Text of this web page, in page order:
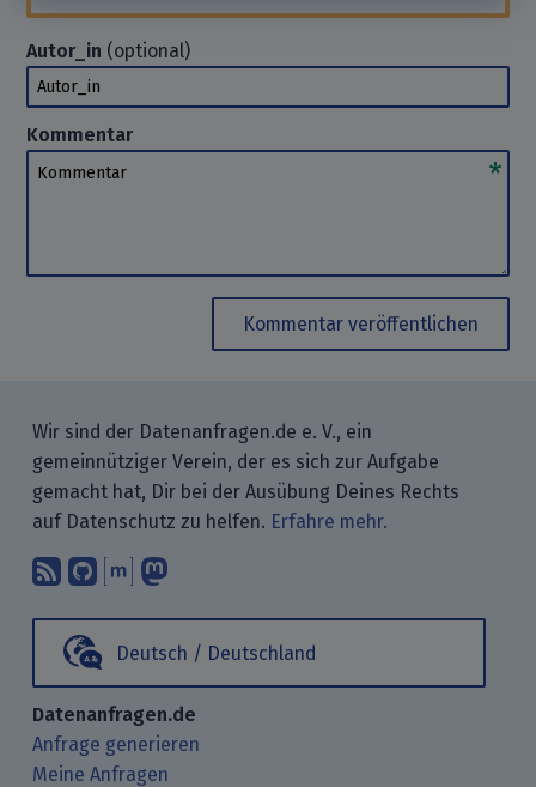
Autor_in (optional)
Autor_in
Kommentar
Kommentar
Kommentar veröffentlichen
Wir sind der Datenanfragen.de e. V., ein
gemeinnütziger Verein, der es sich zur Aufgabe
gemacht hat, Dir bei der Ausübung Deines Rechts
auf Datenschutz zu helfen. Erfahre mehr.
Abonniere unsere Blogbeiträge mit
Finde uns bei GitHub.
Unterhalte Dich mit uns über
Deutsch / Deutschland
Datenanfragen.de
Anfrage generieren
Meine Anfragen